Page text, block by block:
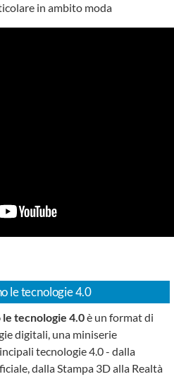
in ambito moda
le tecnologie 4.0
le tecnologie 4.0è un format di
digitali, una miniserie
tecnologie 4.0 - dalla
dalla Stampa 3D alla Realtà